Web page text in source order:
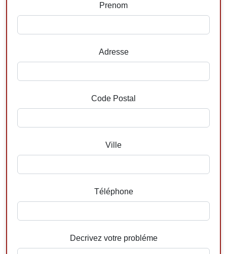
Prenom
Adresse
Code Postal
Ville
Téléphone
Decrivez votre probléme